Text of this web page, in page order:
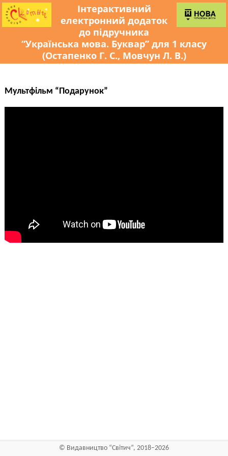
Інтерактивний
електронний додаток
до підручника
“Українська мова. Буквар” для 1 класу
(Остапенко Г. С., Мовчун Л. В.)
Мультфільм “Подарунок”
© Видавництво “Світич”, 2018–2026